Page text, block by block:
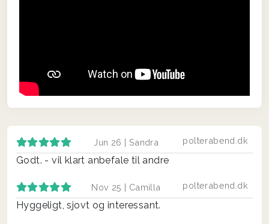
polterabend.dk
Jun 26 | Sandra
Godt. - vil klart anbefale til andre
polterabend.dk
Nov 25 | Camilla
Hyggeligt, sjovt og interessant.